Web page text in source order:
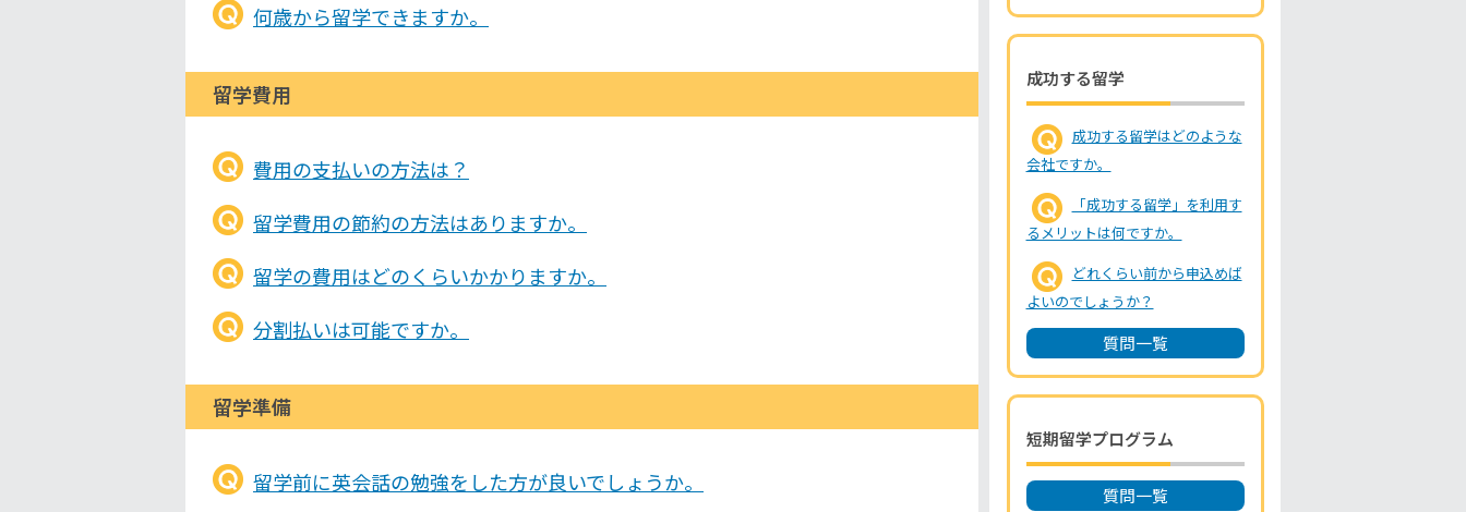
何歳から留学できますか。
留学費用
費用の支払いの方法は？
留学費用の節約の方法はありますか。
留学の費用はどのくらいかかりますか。
分割払いは可能ですか。
留学準備
留学前に英会話の勉強をした方が良いでしょうか。
成功する留学
成功する留学はどのような
会社ですか。
「成功する留学」を利用す
るメリットは何ですか。
どれくらい前から申込めば
よいのでしょうか？
質問一覧
短期留学プログラム
質問一覧